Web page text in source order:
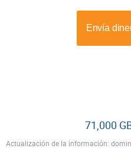
Actualización de la información:
71,000